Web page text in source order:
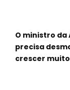
O ministro
precisa
crescer